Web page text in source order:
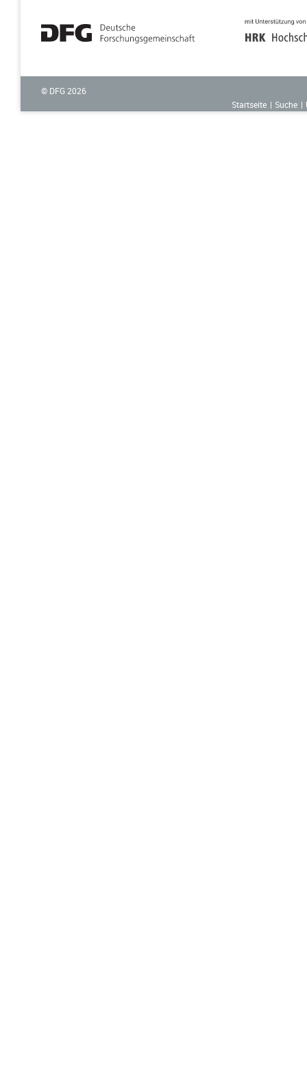
© DFG 2026
Startseite
Suche